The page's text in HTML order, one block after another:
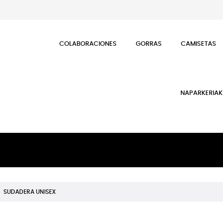
COLABORACIONES GORRAS CAMISETAS
NAPARKERIAK
SUDADERA UNISEX